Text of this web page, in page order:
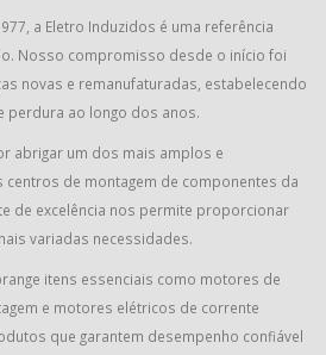
a Eletro Induzidos é uma referência
Nosso compromisso desde o início foi
novas e remanufaturadas, estabelecendo
perdura ao longo dos anos.
abrigar um dos mais amplos e
centros de montagem de componentes da
de excelência nos permite proporcionar
variadas necessidades.
itens essenciais como motores de
e motores elétricos de corrente
que garantem desempenho confiável